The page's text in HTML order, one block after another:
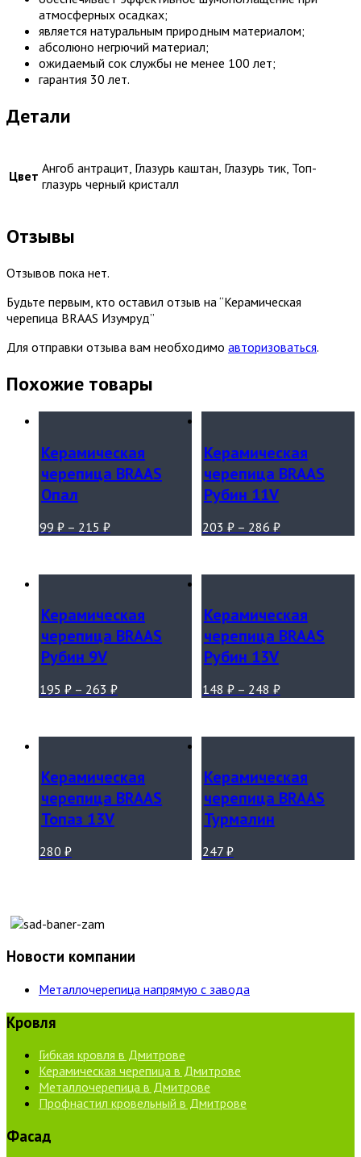
атмосферных осадках;
является натуральным природным материалом;
абсолюно негрючий материал;
ожидаемый сок службы не менее 100 лет;
гарантия 30 лет.
Детали
Цвет Ангоб антрацит, Глазурь каштан, Глазурь тик, Топ-
глазурь черный кристалл
Отзывы
Отзывов пока нет.
Будьте первым, кто оставил отзыв на “Керамическая
черепица BRAAS Изумруд”
Для отправки отзыва вам необходимо авторизоваться.
Похожие товары
Керамическая
черепица BRAAS
Опал
99 ₽ – 215 ₽
Керамическая
черепица BRAAS
Рубин 11V
203 ₽– 286 ₽
Керамическая
черепица BRAAS
Рубин 9V
195 ₽ – 263 ₽
Керамическая
черепица BRAAS
Рубин 13V
148 ₽– 248 ₽
Керамическая
черепица BRAAS
Топаз 13V
280 ₽
Керамическая
черепица BRAAS
Турмалин
247 ₽
Новости компании
Металлочерепица напрямую с завода
Кровля
Гибкая кровля в Дмитрове
Керамическая черепица в Дмитрове
Металлочерепица в Дмитрове
Профнастил кровельный в Дмитрове
Фасад